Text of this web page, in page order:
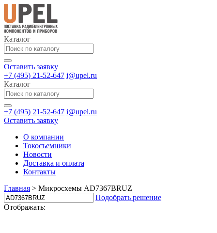
Каталог
Оставить заявку
+7 (495) 21-52-647 i@upel.ru
Каталог
+7 (495) 21-52-647 i@upel.ru
Оставить заявку
О компании
Токосъемники
Новости
Доставка и оплата
Контакты
Главная > Микросхемы AD7367BRUZ
Подобрать решение
Отображать: